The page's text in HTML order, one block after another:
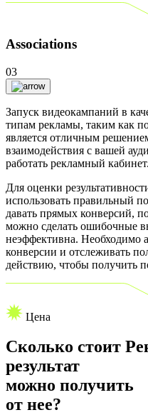
Associations
03
Запуск видеокампаний в
типам рекламы, таким как
является отличным
взаимодействия с вашей
работать рекламный кабинет.
Для оценки
использовать правильный
давать прямых конверсий,
можно сделать ошибочные
неэффективна. Необходимо
конверсии и отслеживать
действию, чтобы получить
Цена
Сколько стоит
результат
можно получить
от нее?